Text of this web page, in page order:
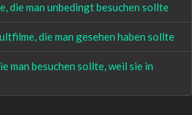
die man unbedingt besuchen sollte
die man gesehen haben sollte
man besuchen sollte, weil sie in